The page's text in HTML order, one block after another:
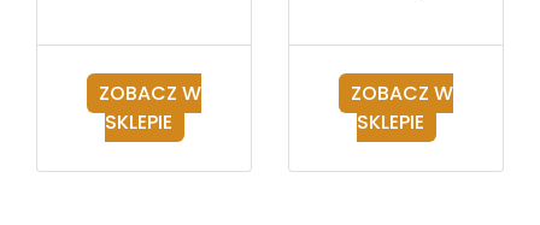
ZOBACZ W
SKLEPIE
ZOBACZ W
SKLEPIE